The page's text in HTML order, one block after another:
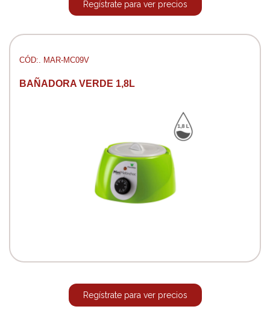
Regístrate para ver precios
CÓD:. MAR-MC09V
BAÑADORA VERDE 1,8L
Regístrate para ver precios